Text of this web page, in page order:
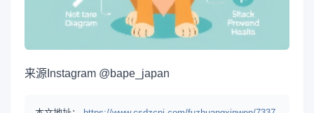
来源 Instagram @bape_japan